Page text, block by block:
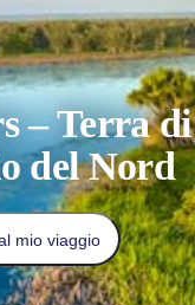
– Terra di
del Nord
mio viaggio